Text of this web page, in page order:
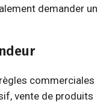
demander un
commerciales
vente de produits